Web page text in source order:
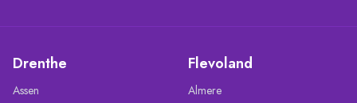
Drenthe
Assen
Flevoland
Almere